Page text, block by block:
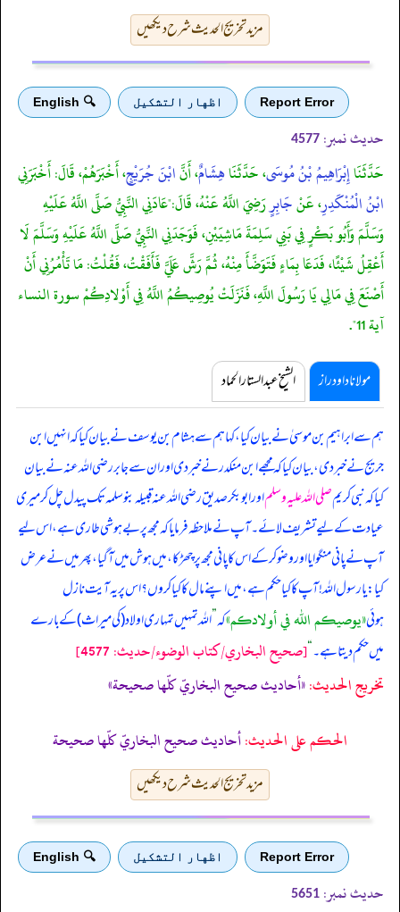
مزید تخریج الحدیث شرح دیکھیں
Report Error اظهار التشكيل 🔍 English
حدیث نمبر: 4577
حَدَّثَنَاإِبْرَاهِيمُ بْنُ مُوسَى، حَدَّثَنَاهِشَامٌ، أَنَّابْنَ جُرَيْجٍ، أَخْبَرَهُمْ، قَالَ: أَخْبَرَنِي
ابْنُ الْمُنْكَدِرِ، عَنْجَابِرٍرَضِيَ اللَّهُ عَنْهُ، قَالَ:"عَادَنِي النَّبِيُّ صَلَّى اللَّهُ عَلَيْهِ
وَسَلَّمَ وَأَبُو بَكْرٍ فِي بَنِي سَلِمَةَ مَاشِيَيْنِ، فَوَجَدَنِي النَّبِيُّ صَلَّى اللَّهُ عَلَيْهِ وَسَلَّمَ لَا
أَعْقِلُ شَيْئًا، فَدَعَا بِمَاءٍ فَتَوَضَّأَ مِنْهُ، ثُمَّ رَشَّ عَلَيَّ فَأَفَقْتُ، فَقُلْتُ: مَا تَأْمُرُنِي أَنْ
أَصْنَعَ فِي مَالِي يَا رَسُولَ اللَّهِ، فَنَزَلَتْ يُوصِيكُمُ اللَّهُ فِي أَوْلادِكُمْ سورة النساء
آية 11".
مولانا داود راز الشیخ عبدالستار الحماد
ہم سے ابراہیم بن موسیٰ نے بیان کیا، کہا ہم سے ہشام بن یوسف نے بیان کیا کہ انہیں ابن
جریج نے خبر دی، بیان کیا کہ مجھے ابن منکدر نے خبر دی اور ان سے جابر رضی اللہ عنہ نے بیان
کیا کہنبی کریمصلی اللہ علیہ وسلماور ابوبکر صدیق رضی اللہ عنہ قبیلہ بنو سلمہ تک پیدل چل کر میری
عیادت کے لیے تشریف لائے۔ آپ نے ملاحظہ فرمایا کہ مجھ پر بے ہوشی طاری ہے، اس لیے
آپ نے پانی منگوایا اور وضو کر کے اس کا پانی مجھ پر چھڑکا، میں ہوش میں آ گیا، پھر میں نے عرض
کیا: یا رسول اللہ! آپ کا کیا حکم ہے، میں اپنے مال کا کیا کروں؟ اس پر یہ آیت نازل
ہوئی«يوصيكم الله في أولادكم‏»کہ”اللہ تمہیں تمہاری اولاد (کی میراث) کے بارے
میں حکم دیتا ہے۔“[صحيح البخاري/كتاب الوضوء/حدیث: 4577]
تخریج الحدیث:«أحاديث صحيح البخاريّ كلّها صحيحة»
الحكم على الحديث:أحاديث صحيح البخاريّ كلّها صحيحة
مزید تخریج الحدیث شرح دیکھیں
Report Error اظهار التشكيل 🔍 English
حدیث نمبر: 5651